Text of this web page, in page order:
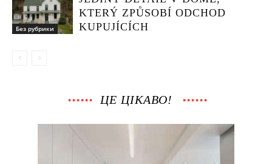
Без рубрики
KTERÝ ZPŮSOBÍ ODCHOD
KUPUJÍCÍCH
ЦЕ ЦІКАВО!